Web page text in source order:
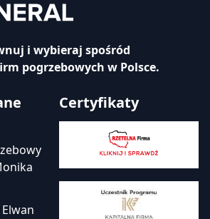
i wybieraj spośród
pogrzebowych w Polsce.
Certyfikaty